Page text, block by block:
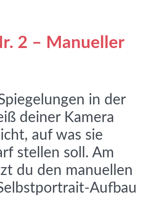
2 – Manueller
in der
deiner Kamera
auf was sie
stellen soll. Am
du den manuellen
Aufbau